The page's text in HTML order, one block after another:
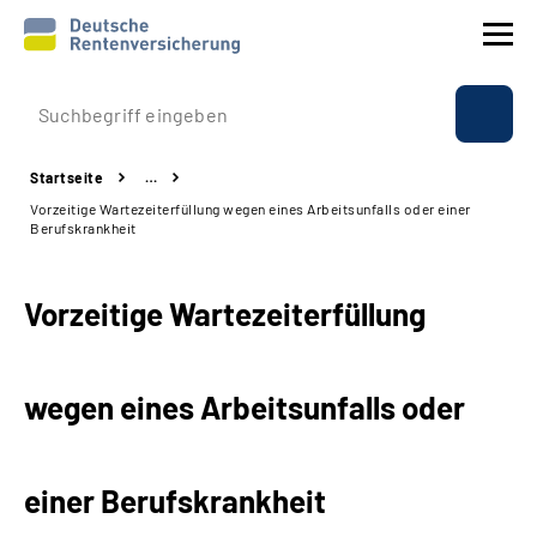
Prävention
Reha
Beratung & Kontakt
Experten
Startseite
…
Vorzeitige Wartezeiterfüllung wegen eines Arbeitsunfalls oder einer
Berufskrankheit
Vorzeitige Wartezeiterfüllung
wegen eines Arbeitsunfalls oder
einer Berufskrankheit